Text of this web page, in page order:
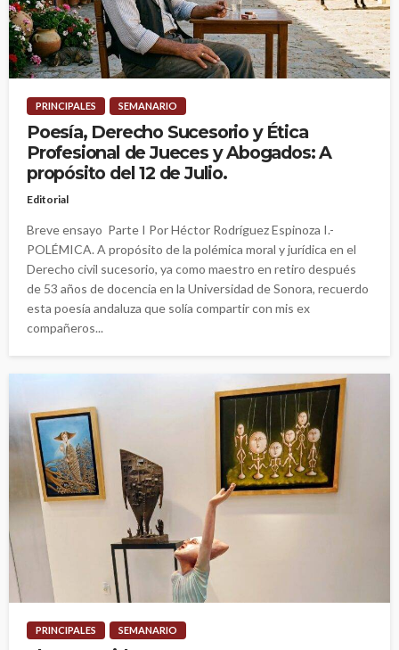
PRINCIPALES SEMANARIO
Poesía, Derecho Sucesorio y Ética
Profesional de Jueces y Abogados: A
propósito del 12 de Julio.
Editorial
Breve ensayo Parte I Por Héctor Rodríguez Espinoza I.-
POLÉMICA. A propósito de la polémica moral y jurídica en el
Derecho civil sucesorio, ya como maestro en retiro después
de 53 años de docencia en la Universidad de Sonora, recuerdo
esta poesía andaluza que solía compartir con mis ex
compañeros...
PRINCIPALES SEMANARIO